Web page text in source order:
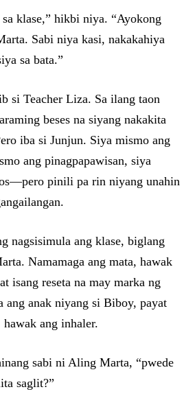
klase,” hikbi niya. “Ayokong
Sabi niya kasi, nakakahiya
sa bata.”
si Teacher Liza. Sa ilang taon
beses na siyang nakakita
iba si Junjun. Siya mismo ang
ang pinagpapawisan, siya
pinili pa rin niyang unahin
nagsisimula ang klase, biglang
Namamaga ang mata, hawak
isang reseta na may marka ng
ang anak niyang si Biboy, payat
ang inhaler.
sabi ni Aling Marta, “pwede
saglit?”